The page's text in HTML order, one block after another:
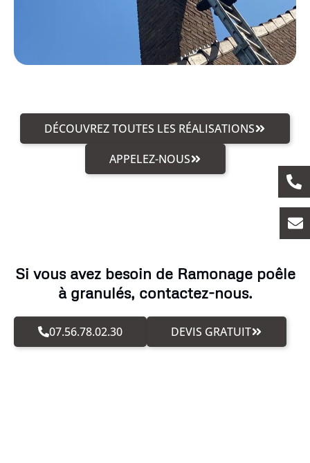
DÉCOUVREZ TOUTES LES RÉALISATIONS
APPELEZ-NOUS
Si vous avez besoin de Ramonage poêle
à granulés, contactez-nous.
07.56.78.02.30 DEVIS GRATUIT